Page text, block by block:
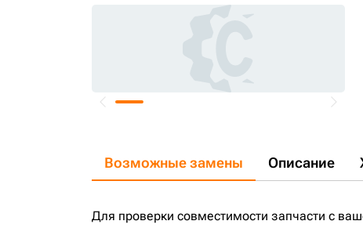
Возможные замены Описание
Для проверки совместимости запчасти с